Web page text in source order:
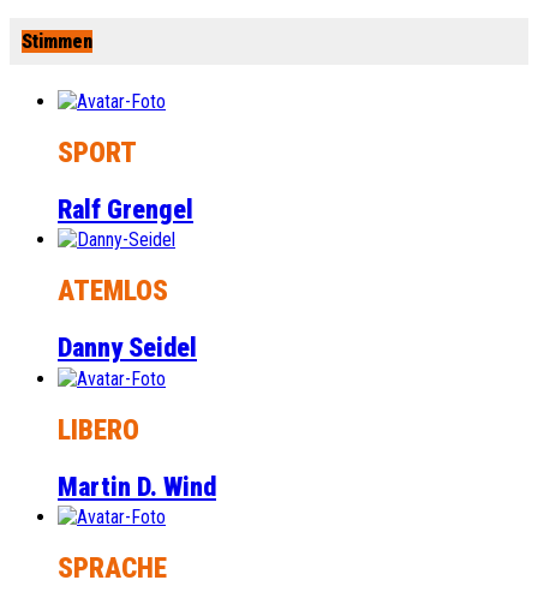
Stimmen
SPORT
Ralf Grengel
ATEMLOS
Danny Seidel
LIBERO
Martin D. Wind
SPRACHE